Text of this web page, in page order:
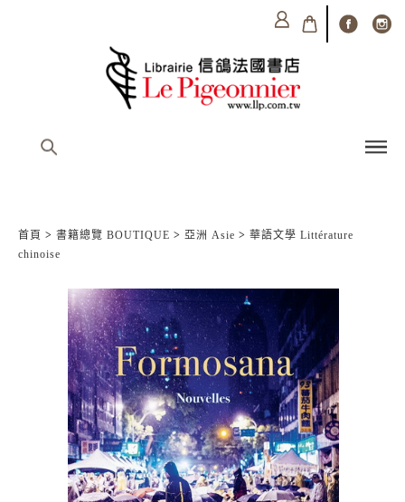
首頁 > 書籍總覽 BOUTIQUE > 亞洲 Asie > 華語文學 Littérature
chinoise